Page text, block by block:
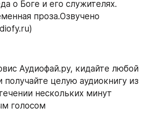
проза.Озвучено
Аудиофай.ру, кидайте любой
получайте целую аудиокнигу из
нескольких минут
голосом